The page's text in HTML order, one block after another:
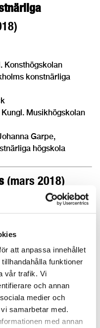
att anpassa innehållet
funktioner
vår trafik. Vi
och annan
medier och
samarbetar med.
med annan
Konsthögskolan
konstnärliga
Musikhögskolan
Garpe,
högskola
(mars 2018)
(december
lektor i cirkus
i kritiskt tänkande vid